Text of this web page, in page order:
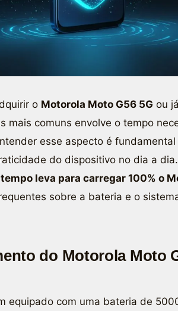
o Motorola Moto G56 5G ou
mais comuns envolve o tempo
esse aspecto é
do dispositivo no dia a
leva para carregar 100% o
sobre a bateria e o
do Motorola Moto
equipado com uma bateria de